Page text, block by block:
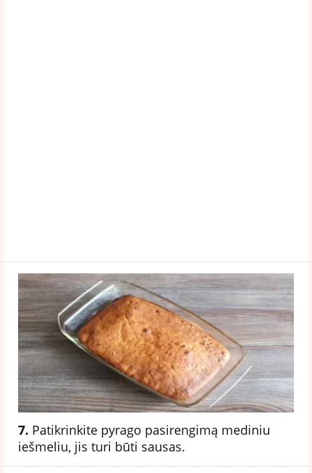
7. Patikrinkite pyrago pasirengimą mediniu
iešmeliu, jis turi būti sausas.